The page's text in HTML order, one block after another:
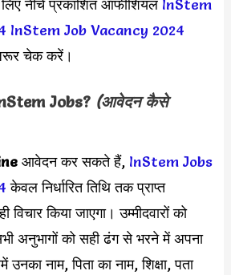
लिए नीचे प्रकाशित ऑफीशियल InStem
InStem Job Vacancy 2024
चेक करें।
Jobs?(आवेदन कैसे
आवेदन कर सकते हैं, InStem Jobs
केवल निर्धारित तिथि तक प्राप्त
विचार किया जाएगा। उम्मीदवारों को
अनुभागों को सही ढंग से भरने में अपना
नाम, पिता का नाम, शिक्षा, पता